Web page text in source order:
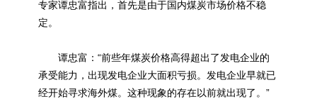
专家谭忠富指出，首先是由于国内煤炭市场价格不稳
定。
谭忠富：“前些年煤炭价格高得超出了发电企业的
承受能力，出现发电企业大面积亏损。发电企业早就已
经开始寻求海外煤。这种现象的存在以前就出现了。”